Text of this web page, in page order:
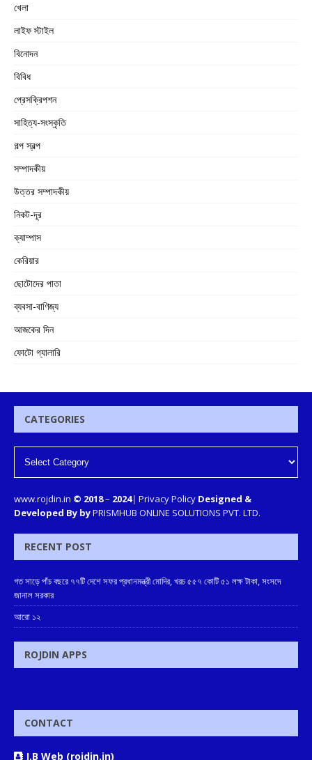
খেলা
লাইফ স্টাইল
বিনোদন
বিবিধ
প্রেসক্রিপশন
সাহিত্য-সংস্কৃতি
গল্প স্বল্প
সম্পাদকীয়
উত্তর সম্পাদকীয়
নিকট-দূর
ক্যাম্পাস
কেরিয়ার
ছোটোদের পাতা
ব্যবসা-বাণিজ্য
আজকের দিন
ফোটো গ্যালারি
CATEGORIES
www.rojdin.in © 2018– 2024| Privacy Policy Designed &
Developed By byPRISMHUB ONLINE SOLUTIONS PVT. LTD.
RECENT POST
গত সাড়ে পাঁচ বছরে ৭৭টি দেশে সফর প্রধানমন্ত্রী মোদির, খরচ ৫৫৭ কোটি ৫১ লক্ষ টাকা, সংসদে
জানাল সরকার
আরো ১২
ROJDIN APPS
CONTACT
J.B Web (rojdin.in)